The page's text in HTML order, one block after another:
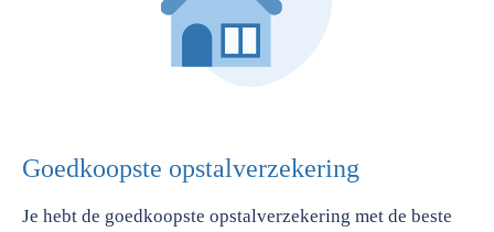
Goedkoopste opstalverzekering
Je hebt de goedkoopste opstalverzekering met de beste